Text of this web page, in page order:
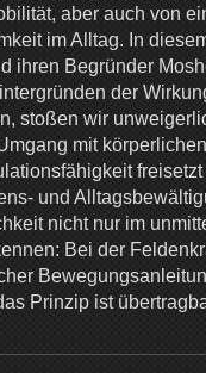
aber auch von
im Alltag. In
ihren Begründer
der
stoßen wir
mit
und
nicht nur im
Bei der
Prinzip ist